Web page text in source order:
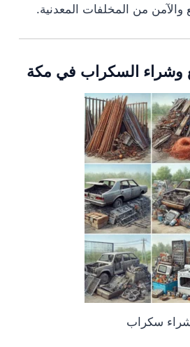
من المخلفات المعدنية.
وشراء السكراب في مكة
سكراب